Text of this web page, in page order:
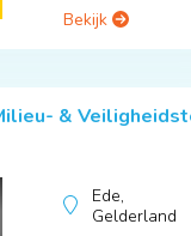
Bekijk
&
Ede,
Gelderland